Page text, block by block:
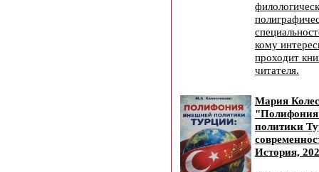
кому
проходит
читателя.
Мария
политики
История,